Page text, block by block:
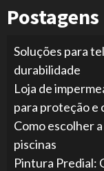
Soluções para
durabilidade
Loja de
para proteção
Como escolher
piscinas
Pintura Predial: